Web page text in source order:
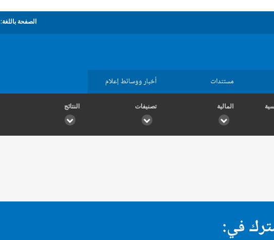
الصفحة باللغة:
مستندات أخبار ووسائط إعلام
المالية تصنيفات النتائج
في: